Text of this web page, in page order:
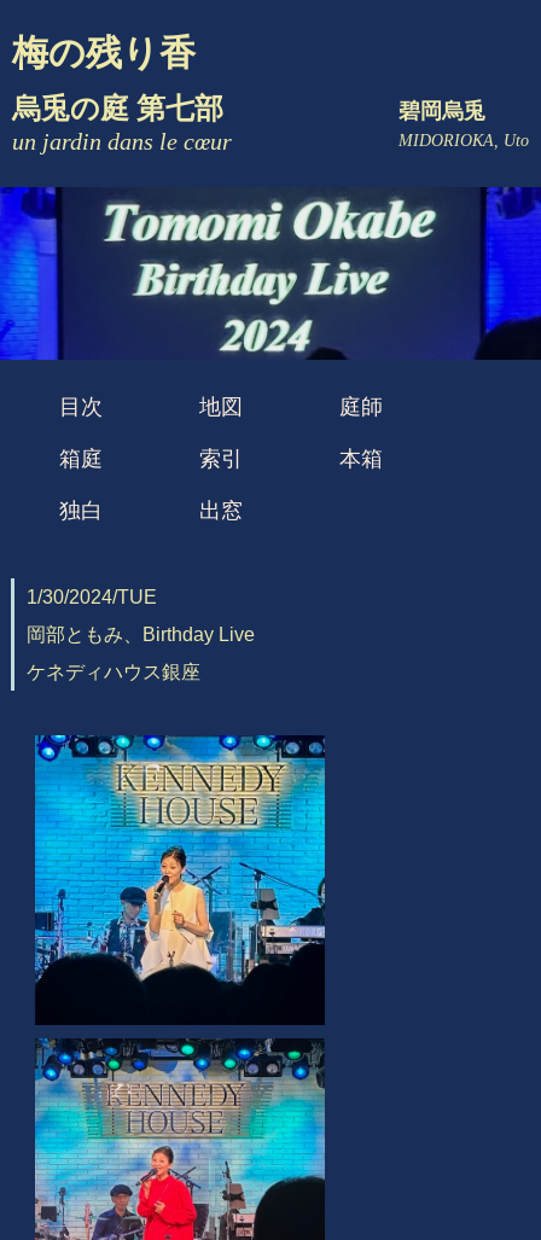
梅の残り香
烏兎の庭 第七部
un jardin dans le cœur
碧岡烏兎
MIDORIOKA, Uto
目次 地図 庭師
箱庭 索引 本箱
独白 出窓
1/30/2024/TUE
岡部ともみ、Birthday Live
ケネディハウス銀座